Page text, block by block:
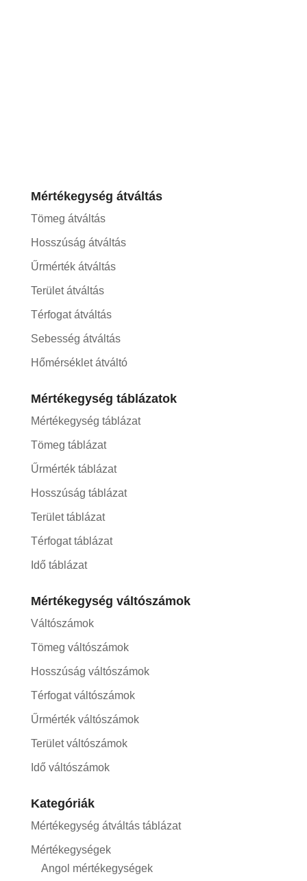
Mértékegység átváltás
Tömeg átváltás
Hosszúság átváltás
Űrmérték átváltás
Terület átváltás
Térfogat átváltás
Sebesség átváltás
Hőmérséklet átváltó
Mértékegység táblázatok
Mértékegység táblázat
Tömeg táblázat
Űrmérték táblázat
Hosszúság táblázat
Terület táblázat
Térfogat táblázat
Idő táblázat
Mértékegység váltószámok
Váltószámok
Tömeg váltószámok
Hosszúság váltószámok
Térfogat váltószámok
Űrmérték váltószámok
Terület váltószámok
Idő váltószámok
Kategóriák
Mértékegység átváltás táblázat
Mértékegységek
Angol mértékegységek